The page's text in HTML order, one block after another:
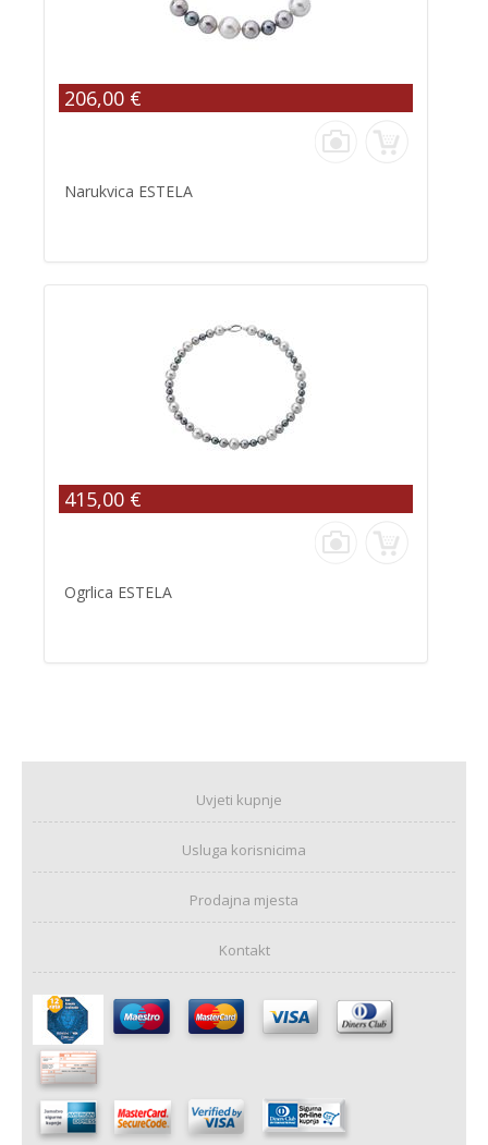
206,00 €
Narukvica ESTELA
415,00 €
Ogrlica ESTELA
Uvjeti kupnje
Usluga korisnicima
Prodajna mjesta
Kontakt